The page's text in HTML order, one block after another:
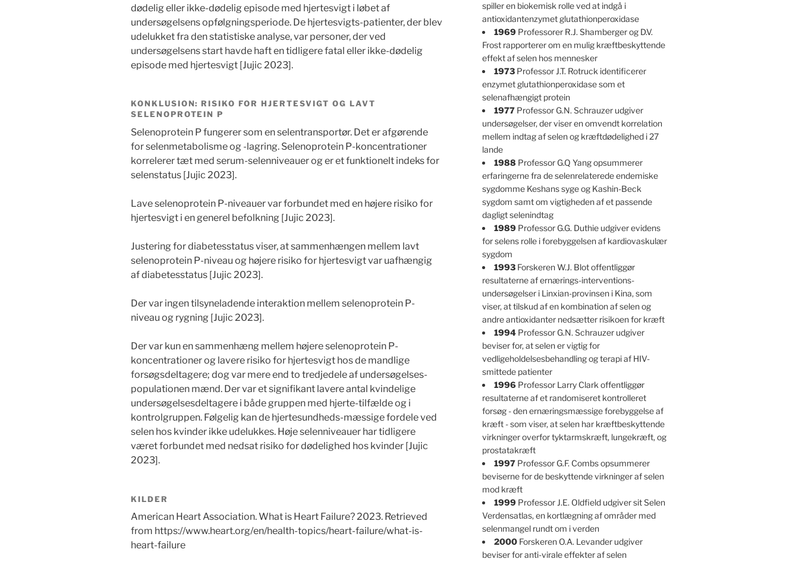
dødelig eller ikke-dødelig episode med hjertesvigt i løbet af
undersøgelsens opfølgningsperiode. De hjertesvigts-patienter, der blev
udelukket fra den statistiske analyse, var personer, der ved
undersøgelsens start havde haft en tidligere fatal eller ikke-dødelig
episode med hjertesvigt [Jujic 2023].
KONKLUSION: RISIKO FOR HJERTESVIGT OG LAVT
SELENOPROTEIN P
Selenoprotein P fungerer som en selentransportør. Det er afgørende
for selenmetabolisme og -lagring. Selenoprotein P-koncentrationer
korrelerer tæt med serum-selenniveauer og er et funktionelt indeks for
selenstatus [Jujic 2023].
Lave selenoprotein P-niveauer var forbundet med en højere risiko for
hjertesvigt i en generel befolkning [Jujic 2023].
Justering for diabetesstatus viser, at sammenhængen mellem lavt
selenoprotein P-niveau og højere risiko for hjertesvigt var uafhængig
af diabetesstatus [Jujic 2023].
Der var ingen tilsyneladende interaktion mellem selenoprotein P-
niveau og rygning [Jujic 2023].
Der var kun en sammenhæng mellem højere selenoprotein P-
koncentrationer og lavere risiko for hjertesvigt hos de mandlige
forsøgsdeltagere; dog var mere end to tredjedele af undersøgelses-
populationen mænd. Der var et signifikant lavere antal kvindelige
undersøgelsesdeltagere i både gruppen med hjerte-tilfælde og i
kontrolgruppen. Følgelig kan de hjertesundheds-mæssige fordele ved
selen hos kvinder ikke udelukkes. Høje selenniveauer har tidligere
været forbundet med nedsat risiko for dødelighed hos kvinder [Jujic
2023].
KILDER
American Heart Association. What is Heart Failure? 2023. Retrieved
from https://www.heart.org/en/health-topics/heart-failure/what-is-
heart-failure
spiller en biokemisk rolle ved at indgå i
antioxidantenzymet glutathionperoxidase
1969Professorer R.J. Shamberger og D.V.
Frost rapporterer om en mulig kræftbeskyttende
effekt af selen hos mennesker
1973Professor J.T. Rotruck identificerer
enzymet glutathionperoxidase som et
selenafhængigt protein
1977Professor G.N. Schrauzer udgiver
undersøgelser, der viser en omvendt korrelation
mellem indtag af selen og kræftdødelighed i 27
lande
1988 Professor G.Q Yang opsummerer
erfaringerne fra de selenrelaterede endemiske
sygdomme Keshans syge og Kashin-Beck
sygdom samt om vigtigheden af et passende
dagligt selenindtag
1989Professor G.G. Duthie udgiver evidens
for selens rolle i forebyggelsen af kardiovaskulær
sygdom
1993Forskeren W.J. Blot offentliggør
resultaterne af ernærings-interventions-
undersøgelser i Linxian-provinsen i Kina, som
viser, at tilskud af en kombination af selen og
andre antioxidanter nedsætter risikoen for kræft
1994Professor G.N. Schrauzer udgiver
beviser for, at selen er vigtig for
vedligeholdelsesbehandling og terapi af HIV-
smittede patienter
1996Professor Larry Clark offentliggør
resultaterne af et randomiseret kontrolleret
forsøg - den ernæringsmæssige forebyggelse af
kræft - som viser, at selen har kræftbeskyttende
virkninger overfor tyktarmskræft, lungekræft, og
prostatakræft
1997Professor G.F. Combs opsummerer
beviserne for de beskyttende virkninger af selen
mod kræft
1999Professor J.E. Oldfield udgiver sit Selen
Verdensatlas, en kortlægning af områder med
selenmangel rundt om i verden
2000Forskeren O.A. Levander udgiver
beviser for anti-virale effekter af selen